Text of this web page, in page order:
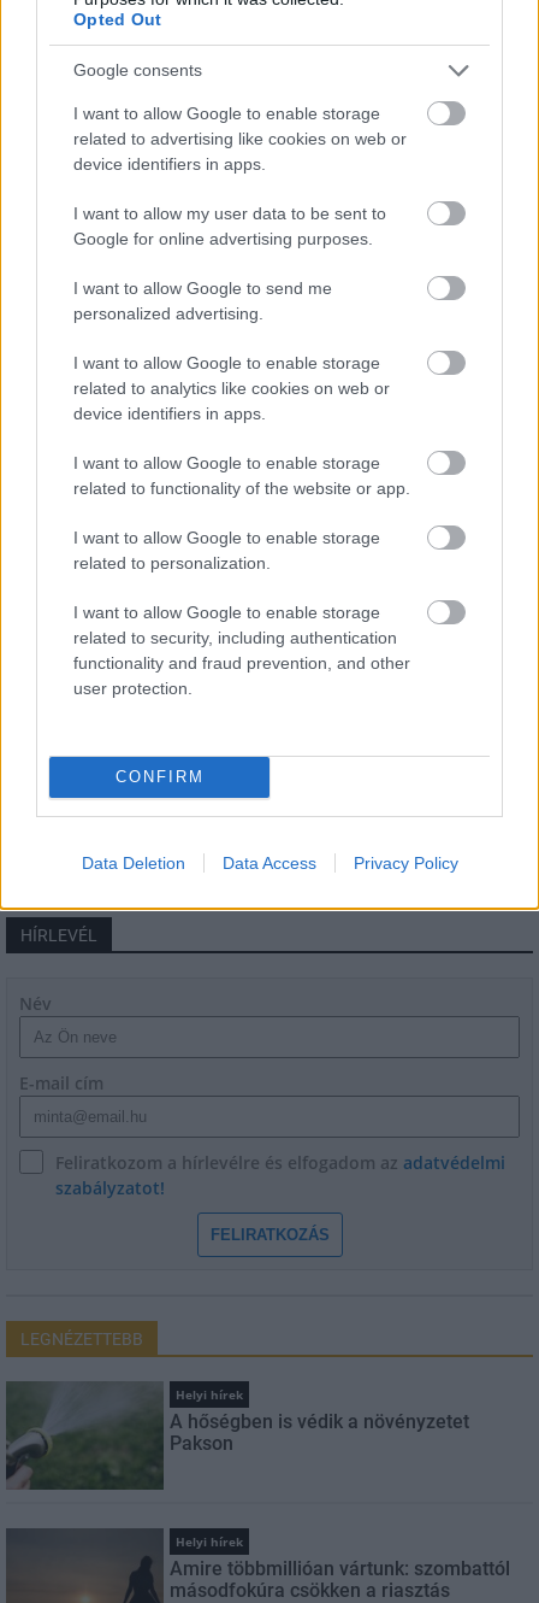
Opted Out
Google consents
I want to allow Google to enable storage
related to advertising like cookies on web or
device identifiers in apps.
I want to allow my user data to be sent to
Google for online advertising purposes.
I want to allow Google to send me
personalized advertising.
I want to allow Google to enable storage
related to analytics like cookies on web or
device identifiers in apps.
I want to allow Google to enable storage
related to functionality of the website or app.
I want to allow Google to enable storage
related to personalization.
I want to allow Google to enable storage
related to security, including authentication
functionality and fraud prevention, and other
user protection.
CONFIRM
Data Deletion Data Access Privacy Policy
BKK KM Építő Kft. Főmterv Mérnöki Tervező Zrt.
Látványos építési szakasz indult be a Flórián téri
felüljárón
ennek ellenére folyamatosan halad az aszfaltozás.
Paks II.: Mit jelent az 5. blokk új
mérföldköve a felülvizsgálat
árnyékában?
Elkészült a Liszt Ferenc repülőtér
közelében lévő logisztikai bázis út- és
közműhálózatának fejlesztése
Látlelet a hazai víziközművekről?
Egyetlen, fél évszázados vezetéken
múlt Bicske vízellátása
Mohács a csata ötszázadik
évfordulójára
HÍRLEVÉL
Név
E-mail cím
Feliratkozom a hírlevélre és elfogadom az adatvédelmi
szabályzatot!
FELIRATKOZÁS
LEGNÉZETTEBB
Helyi hírek
A hőségben is védik a növényzetet
Pakson
Helyi hírek
Amire többmillióan vártunk: szombattól
másodfokúra csökken a riasztás